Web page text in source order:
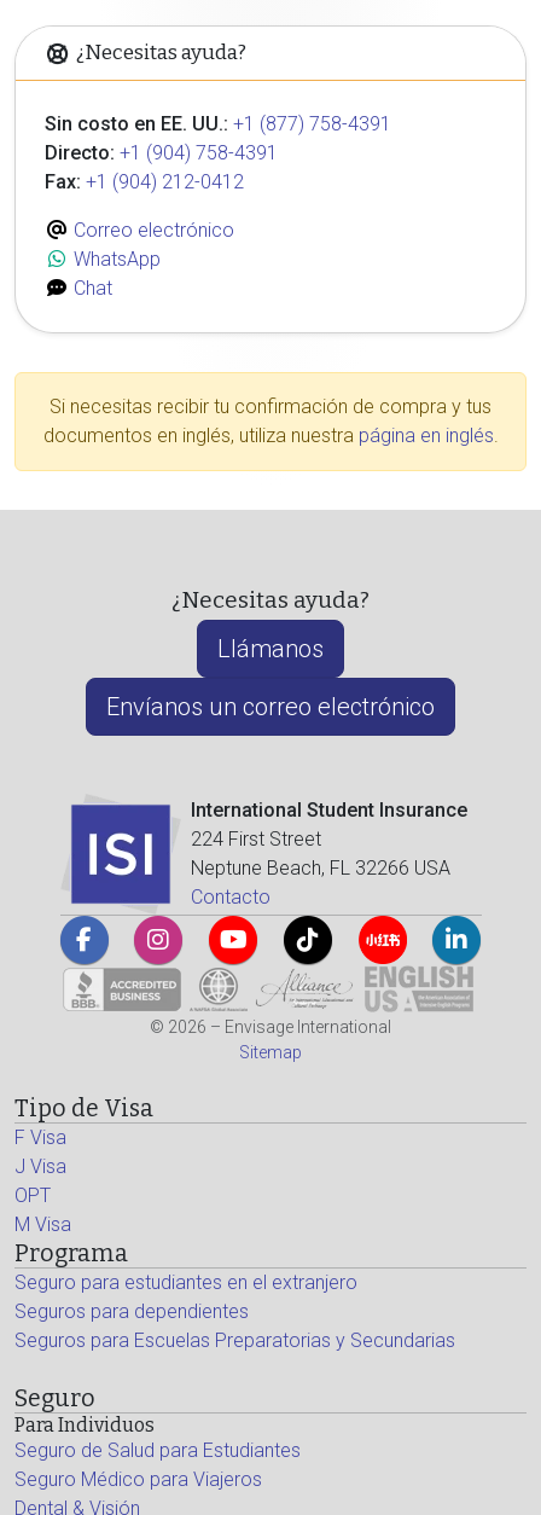
¿Necesitas ayuda?
Sin costo en EE. UU.: +1 (877) 758-4391
Directo: +1 (904) 758-4391
Fax: +1 (904) 212-0412
Correo electrónico
WhatsApp
Chat
Si necesitas recibir tu confirmación de compra y tus
documentos en inglés, utiliza nuestra página en inglés.
¿Necesitas ayuda?
Llámanos
Envíanos un correo electrónico
International Student Insurance
224 First Street
Neptune Beach, FL 32266 USA
Contacto
© 2026 – Envisage International
Sitemap
Tipo de Visa
F Visa
J Visa
OPT
M Visa
Programa
Seguro para estudiantes en el extranjero
Seguros para dependientes
Seguros para Escuelas Preparatorias y Secundarias
Seguro
Para Individuos
Seguro de Salud para Estudiantes
Seguro Médico para Viajeros
Dental & Visión